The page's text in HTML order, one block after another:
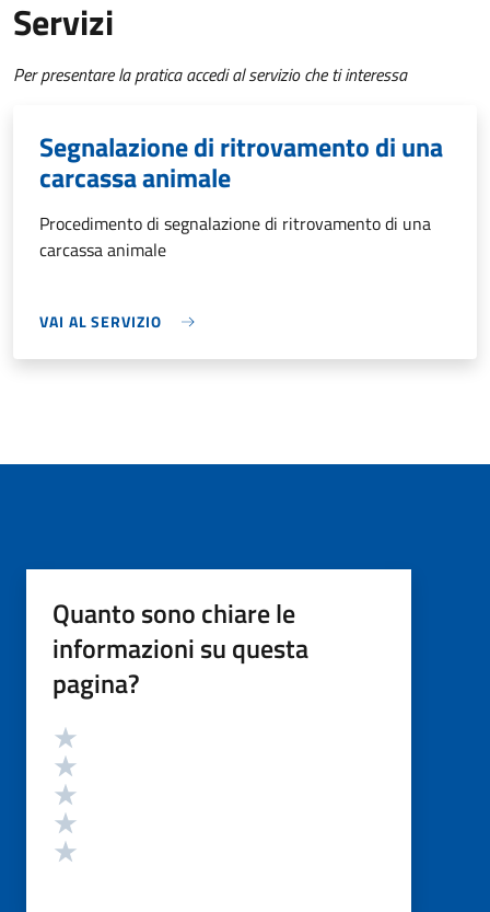
Servizi
Per presentare la pratica accedi al servizio che ti interessa
Segnalazione di ritrovamento di una
carcassa animale
Procedimento di segnalazione di ritrovamento di una
carcassa animale
VAI AL SERVIZIO
Quanto sono chiare le
informazioni su questa
pagina?
Valutazione